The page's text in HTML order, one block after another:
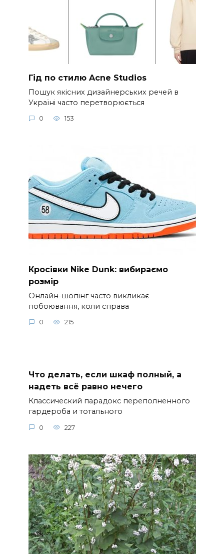
Гід по стилю Acne Studios
Пошук якісних дизайнерських речей в
Україні часто перетворюється
0 153
Кросівки Nike Dunk: вибираємо
розмір
Онлайн-шопінг часто викликає
побоювання, коли справа
0 215
Что делать, если шкаф полный, а
надеть всё равно нечего
Классический парадокс переполненного
гардероба и тотального
0 227